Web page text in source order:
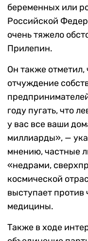
беременных или
Российской
очень тяжело
Прилепин.
Он также отметил,
отчуждение
году пугать, что
у вас все ваши
миллиарды», —
мнению, частные
«недрами,
космической
выступает против
медицины.
Также в ходе